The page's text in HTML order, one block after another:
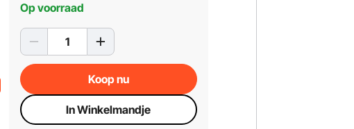
Op voorraad
Koop nu
In Winkelmandje